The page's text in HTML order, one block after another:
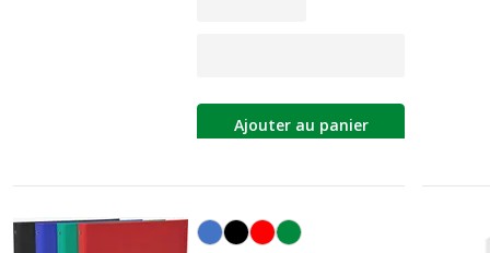
Ajouter au panier
Personnalisation de la couleur